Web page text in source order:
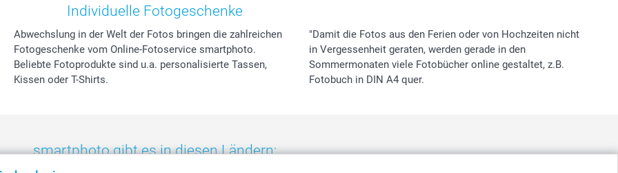
Individuelle Fotogeschenke
Abwechslung in der Welt der Fotos bringen die zahlreichen
Fotogeschenke vom Online-Fotoservice smartphoto.
Beliebte Fotoprodukte sind u.a. personalisierte Tassen,
Kissen oder T-Shirts.
"Damit die Fotos aus den Ferien oder von Hochzeiten nicht
in Vergessenheit geraten, werden gerade in den
Sommermonaten viele Fotobücher online gestaltet, z.B.
Fotobuch in DIN A4 quer.
smartphoto gibt es in diesen Ländern: